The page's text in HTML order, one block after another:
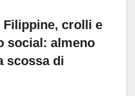
Filippine, crolli e
social: almeno
scossa di